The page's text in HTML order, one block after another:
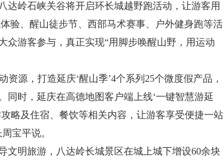
达岭石峡关谷将开启环长城越野跑活动，让游客用
验、醒山徒步节、西部马术赛事、户外健身跑等活
众游客参与，真正实现“用脚步唤醒山野，用运动
源，打造延庆‘醒山季’4个系列25个微度假产品，
同时，延庆在高德地图客户端上线‘一键智慧游延
略及住宿、餐饮等相关内容，让游客享受便捷一站
宝平说。
明旅游，八达岭长城景区在城上城下增设60余块